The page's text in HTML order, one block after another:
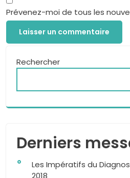
Prévenez-moi de tous les
Rechercher
Derniers
Les Impératifs du
2018